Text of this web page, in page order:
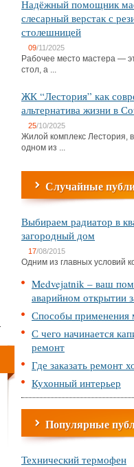
Надёжный помощник
слесарный верстак с
столешницей
09/11/2025
Рабочее место мастера —
стол, а ...
ЖК “Лестория” как
альтернатива жизни в
25/10/2025
Жилой комплекс Лестория,
одном из ...
Случайные
Выбираем радиатор в
загородный дом
17/08/2015
Одним из главных условий
Medvejatnik – ваш
аварийном открытии
Способы применения
С чего начинается
ремонт
Где заказать ремонт
Кухонный интерьер
Популярные
Технический термофен